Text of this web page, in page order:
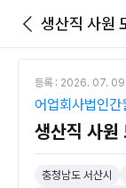
생산직 사원
등록 : 2026. 07. 09
어업회사법인
생산직 사원
충청남도 서산시